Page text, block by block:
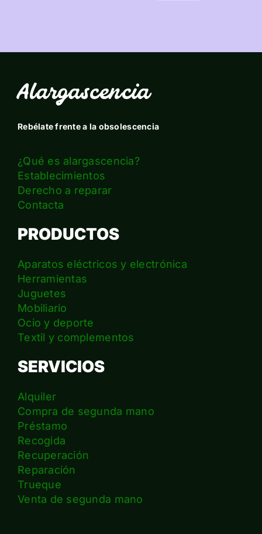
Alargascencia
Rebélate frente a la obsolescencia
¿Qué es alargascencia?
Establecimientos
Derecho a reparar
Contacta
PRODUCTOS
Aparatos eléctricos y electrónica
Herramientas
Juguetes
Mobiliario
Ocio y deporte
Textil y complementos
SERVICIOS
Alquiler
Compra de segunda mano
Préstamo
Recogida
Recuperación
Reparación
Trueque
Venta de segunda mano